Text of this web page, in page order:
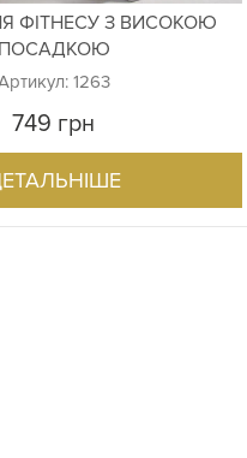
ФІТНЕСУ З ВИСОКОЮ
ПОСАДКОЮ
1263
749 грн